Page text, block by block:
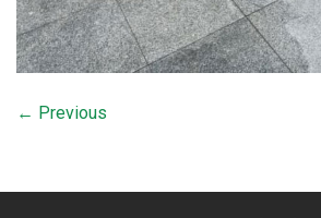
← Previous